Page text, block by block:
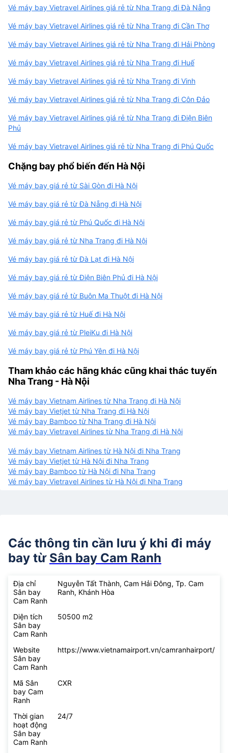
Vé máy bay Vietravel Airlines giá rẻ từ Nha Trang đi Đà Nẵng
Vé máy bay Vietravel Airlines giá rẻ từ Nha Trang đi Cần Thơ
Vé máy bay Vietravel Airlines giá rẻ từ Nha Trang đi Hải Phòng
Vé máy bay Vietravel Airlines giá rẻ từ Nha Trang đi Huế
Vé máy bay Vietravel Airlines giá rẻ từ Nha Trang đi Vinh
Vé máy bay Vietravel Airlines giá rẻ từ Nha Trang đi Côn Đảo
Vé máy bay Vietravel Airlines giá rẻ từ Nha Trang đi Điện Biên
Phủ
Vé máy bay Vietravel Airlines giá rẻ từ Nha Trang đi Phú Quốc
Chặng bay phổ biến đến Hà Nội
Vé máy bay giá rẻ từ Sài Gòn đi Hà Nội
Vé máy bay giá rẻ từ Đà Nẵng đi Hà Nội
Vé máy bay giá rẻ từ Phú Quốc đi Hà Nội
Vé máy bay giá rẻ từ Nha Trang đi Hà Nội
Vé máy bay giá rẻ từ Đà Lạt đi Hà Nội
Vé máy bay giá rẻ từ Điện Biên Phủ đi Hà Nội
Vé máy bay giá rẻ từ Buôn Ma Thuột đi Hà Nội
Vé máy bay giá rẻ từ Huế đi Hà Nội
Vé máy bay giá rẻ từ PleiKu đi Hà Nội
Vé máy bay giá rẻ từ Phú Yên đi Hà Nội
Tham khảo các hãng khác cũng khai thác tuyến
Nha Trang - Hà Nội
Vé máy bay Vietnam Airlines từ Nha Trang đi Hà Nội
Vé máy bay Vietjet từ Nha Trang đi Hà Nội
Vé máy bay Bamboo từ Nha Trang đi Hà Nội
Vé máy bay Vietravel Airlines từ Nha Trang đi Hà Nội
Vé máy bay Vietnam Airlines từ Hà Nội đi Nha Trang
Vé máy bay Vietjet từ Hà Nội đi Nha Trang
Vé máy bay Bamboo từ Hà Nội đi Nha Trang
Vé máy bay Vietravel Airlines từ Hà Nội đi Nha Trang
Các thông tin cần lưu ý khi đi máy
bay từ Sân bay Cam Ranh
Địa chỉ
Sân bay
Cam Ranh
Nguyễn Tất Thành, Cam Hải Đông, Tp. Cam
Ranh, Khánh Hòa
Diện tích
Sân bay
Cam Ranh
50500 m2
Website
Sân bay
Cam Ranh
https://www.vietnamairport.vn/camranhairport/
Mã Sân
bay Cam
Ranh
CXR
Thời gian
hoạt động
Sân bay
Cam Ranh
24/7